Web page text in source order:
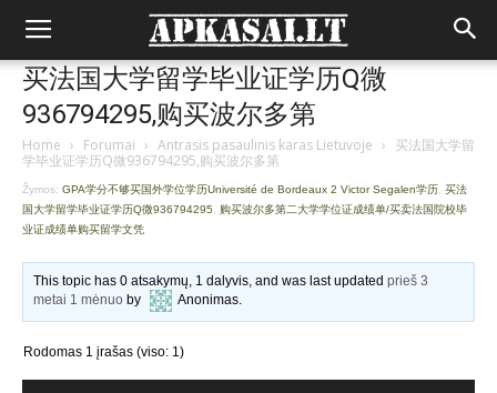
买法国大学留学毕业证学历Q微
936794295,购买波尔多第
Home › Forumai › Antrasis pasaulinis karas Lietuvoje › 买法国大学留
学毕业证学历Q微936794295,购买波尔多第
Žymos: GPA学分不够买国外学位学历Université de Bordeaux 2 Victor Segalen学历 买法
国大学留学毕业证学历Q微936794295
购买波尔多第二大学学位证成绩单/买卖法国院校毕
业证成绩单购买留学文凭
This topic has 0 atsakymų, 1 dalyvis, and was last updatedprieš 3
metai 1 mėnuo by Anonimas.
Rodomas 1 įrašas (viso: 1)